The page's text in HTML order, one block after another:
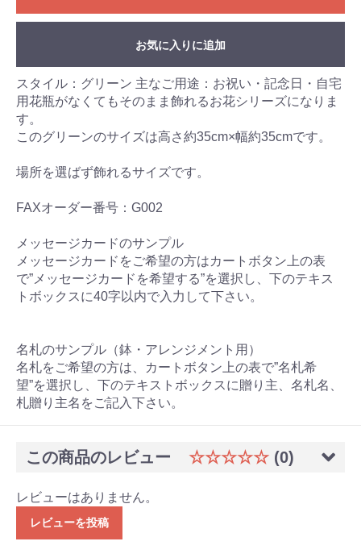
お気に入りに追加
スタイル：グリーン 主なご用途：お祝い・記念日・自宅
用花瓶がなくてもそのまま飾れるお花シリーズになりま
す。
このグリーンのサイズは高さ約35cm×幅約35cmです。
場所を選ばず飾れるサイズです。
FAXオーダー番号：G002
メッセージカードのサンプル
メッセージカードをご希望の方はカートボタン上の表
で”メッセージカードを希望する”を選択し、下のテキス
トボックスに40字以内で入力して下さい。
名札のサンプル（鉢・アレンジメント用）
名札をご希望の方は、カートボタン上の表で”名札希
望”を選択し、下のテキストボックスに贈り主、名札名、
札贈り主名をご記入下さい。
この商品のレビュー ☆☆☆☆☆ (0)
レビューはありません。
レビューを投稿